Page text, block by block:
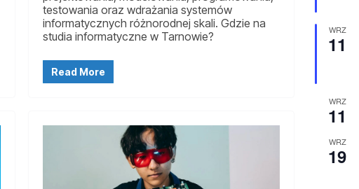
testowania oraz wdrażania systemów
informatycznych różnorodnej skali. Gdzie na
studia informatyczne w Tarnowie?
Read More
WRZ
11
WRZ
11
WRZ
19